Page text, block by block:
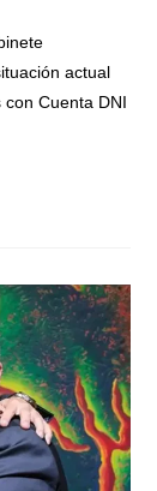
actual
Cuenta DNI